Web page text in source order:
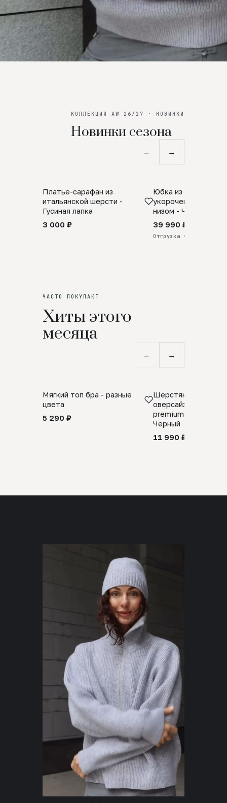
КОЛЛЕКЦИЯ AW 26/27 · НОВИНКИ
Новинки сезона
← →
SALE
Платье-сарафан из
итальянской шерсти -
Гусиная лапка
3 000 ₽
ПРЕДЗАКАЗ
Юбка из
укороченная с
низом - Черный
39 990 ₽
Отгрузка через 25 дней
ЧАСТО ПОКУПАЮТ
Хиты этого
месяца
← →
Мягкий топ бра - разные
цвета
5 290 ₽
Шерстяной свитер
оверсайз 100%
premium merino
Черный
11 990 ₽